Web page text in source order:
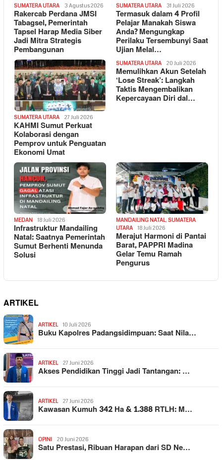
SUMATERA UTARA 3 Agustus 2026
Rakercab Perdana JMSI
Tabagsel, Pemerintah
Tapsel Harap Media Siber
Jadi Mitra Strategis
Pembangunan
SUMATERA UTARA 31 Juli 2026
Termasuk dalam 4 Profil
Pelajar Manakah Siswa
Anda? Mengungkap
Perilaku Tersembunyi Saat
Ujian Melal…
SUMATERA UTARA 27 Juli 2026
KAHMI Sumut Perkuat
Kolaborasi dengan
Pemprov untuk Penguatan
Ekonomi Umat
SUMATERA UTARA 20 Juli 2026
Memulihkan Akun Setelah
‘Lose Streak’: Langkah
Taktis Mengembalikan
Kepercayaan Diri dal…
MEDAN 18 Juli 2026
Infrastruktur Mandailing
Natal: Saatnya Pemerintah
Sumut Berhenti Menunda
Solusi
MANDAILING NATAL, SUMATERA
UTARA
18 Juli 2026
Merajut Harmoni di Pantai
Barat, PAPPRI Madina
Gelar Temu Ramah
Pengurus
ARTIKEL
ARTIKEL 10 Juli 2026
Buku Kapolres Padangsidimpuan: Saat Nila…
ARTIKEL 27 Juni 2026
Akses Pendidikan Tinggi Jadi Tantangan: …
ARTIKEL 27 Juni 2026
Kawasan Kumuh 342 Ha & 1.388 RTLH: M…
OPINI 20 Juni 2026
Satu Prestasi, Ribuan Harapan dari SD Ne…